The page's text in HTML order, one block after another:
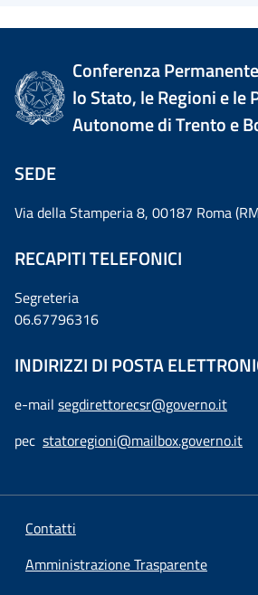
Conferenza
lo Stato, le Regioni e le
Autonome di Trento e
SEDE
Via della Stamperia 8, 00187 Roma
RECAPITI TELEFONICI
Segreteria
06.67796316
INDIRIZZI DI POSTA
e-mail segdirettorecsr@governo.it
pec statoregioni@mailbox.governo.it
Contatti
Amministrazione Trasparente